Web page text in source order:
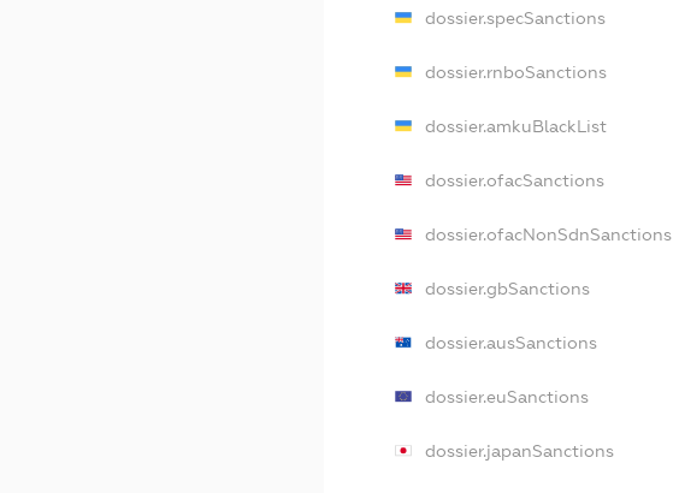
dossier.specSanctions
dossier.rnboSanctions
dossier.amkuBlackList
dossier.ofacSanctions
dossier.ofacNonSdnSanctions
dossier.gbSanctions
dossier.ausSanctions
dossier.euSanctions
dossier.japanSanctions